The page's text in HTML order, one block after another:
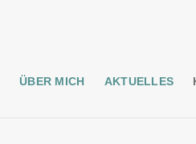
ÜBER MICH AKTUELLES